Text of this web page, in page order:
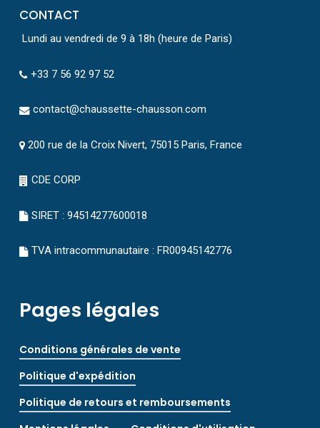
CONTACT
Lundi au vendredi de 9 à 18h (heure de Paris)
+33 7 56 92 97 52
contact@chaussette-chausson.com
200 rue de la Croix Nivert, 75015 Paris, France
CDE CORP
SIRET : 94514277600018
TVA intracommunautaire : FR00945142776
Pages légales
Conditions générales de vente
Politique d'expédition
Politique de retours et remboursements